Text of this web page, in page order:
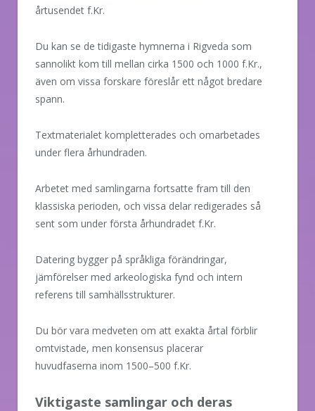
årtusendet f.Kr.
Du kan se de tidigaste hymnerna i Rigveda som
sannolikt kom till mellan cirka 1500 och 1000 f.Kr.,
även om vissa forskare föreslår ett något bredare
spann.
Textmaterialet kompletterades och omarbetades
under flera århundraden.
Arbetet med samlingarna fortsatte fram till den
klassiska perioden, och vissa delar redigerades så
sent som under första århundradet f.Kr.
Datering bygger på språkliga förändringar,
jämförelser med arkeologiska fynd och intern
referens till samhällsstrukturer.
Du bör vara medveten om att exakta årtal förblir
omtvistade, men konsensus placerar
huvudfaserna inom 1500–500 f.Kr.
Viktigaste samlingar och deras